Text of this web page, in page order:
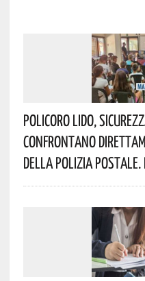
Policoro Lido,
Confrontano
Della Polizia Postale.